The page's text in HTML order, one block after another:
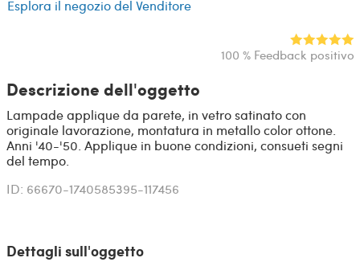
Esplora il negozio del Venditore
100 % Feedback positivo
Descrizione dell'oggetto
Lampade applique da parete, in vetro satinato con
originale lavorazione, montatura in metallo color ottone.
Anni '40-'50. Applique in buone condizioni, consueti segni
del tempo.
ID: 66670-1740585395-117456
Dettagli sull'oggetto